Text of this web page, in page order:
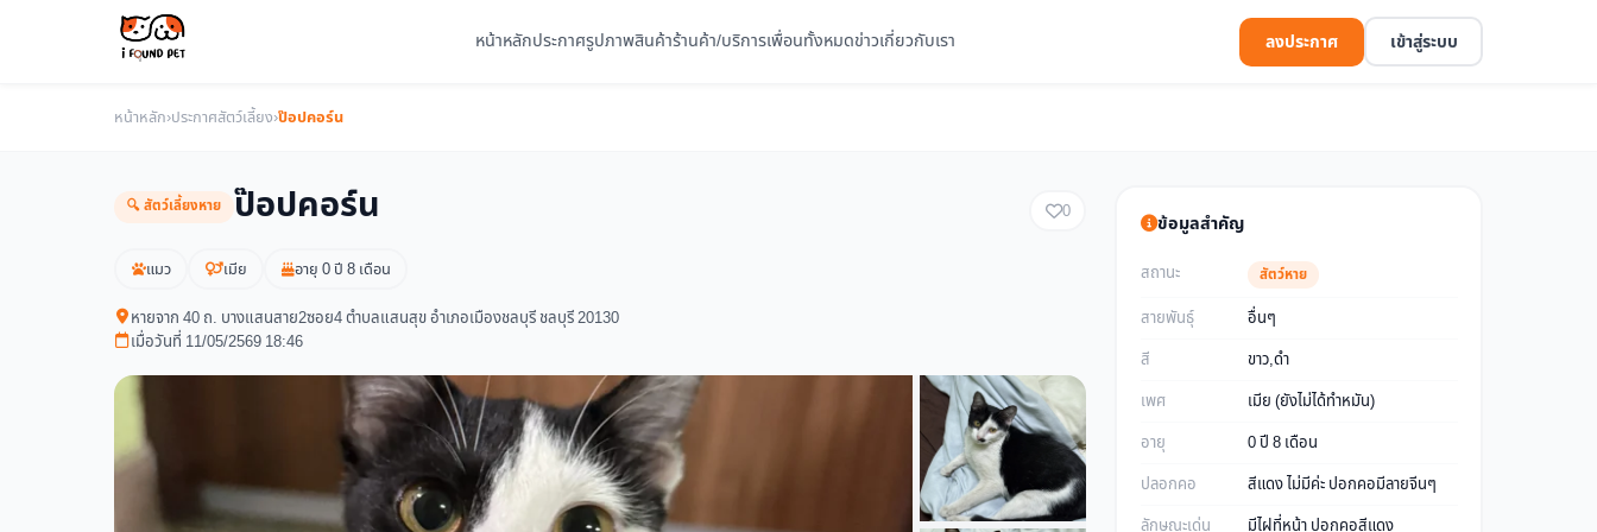
หน้าหลักประกาศรูปภาพสินค้าร้านค้า/บริการเพื่อนทั้งหมดข่าวเกี่ยวกับเรา ลงประกาศ เข้าสู่ระบบ
หน้าหลัก›ประกาศสัตว์เลี้ยง›ป๊อปคอร์น
🔍 สัตว์เลี้ยงหาย ป๊อปคอร์น 0
แมว เมีย อายุ 0 ปี 8 เดือน
หายจาก 40 ถ. บางแสนสาย2ซอย4 ตำบลแสนสุข อำเภอเมืองชลบุรี ชลบุรี 20130
เมื่อวันที่ 11/05/2569 18:46
ข้อมูลสำคัญ
สถานะ สัตว์หาย
สายพันธุ์
อื่นๆ
สี
ขาว,ดำ
เพศ
เมีย (ยังไม่ได้ทำหมัน)
อายุ
0 ปี 8 เดือน
ปลอกคอ
สีแดง ไม่มีค่ะ ปอกคอมีลายจีนๆ
ลักษณะเด่น
มีไฝที่หน้า ปอกคอสีแดง